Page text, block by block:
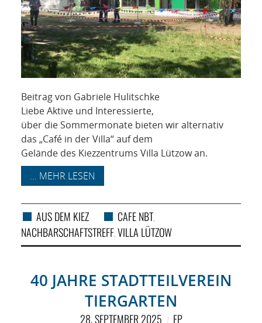
Beitrag von Gabriele Hulitschke
Liebe Aktive und Interessierte,
über die Sommermonate bieten wir alternativ
das „Café in der Villa“ auf dem
Gelände des Kiezzentrums Villa Lützow an.
... MEHR LESEN
AUS DEM KIEZ CAFE NBT,
NACHBARSCHAFTSTREFF,VILLA LÜTZOW
40 JAHRE STADTTEILVEREIN
TIERGARTEN
28. SEPTEMBER 2025 FP